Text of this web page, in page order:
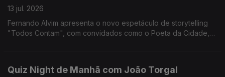
13 jul. 2026
Fernando Alvim apresenta o novo espetáculo de storytelling
"Todos Contam", com convidados como o Poeta da Cidade,
Quiz Night de Manhã com João Torgal